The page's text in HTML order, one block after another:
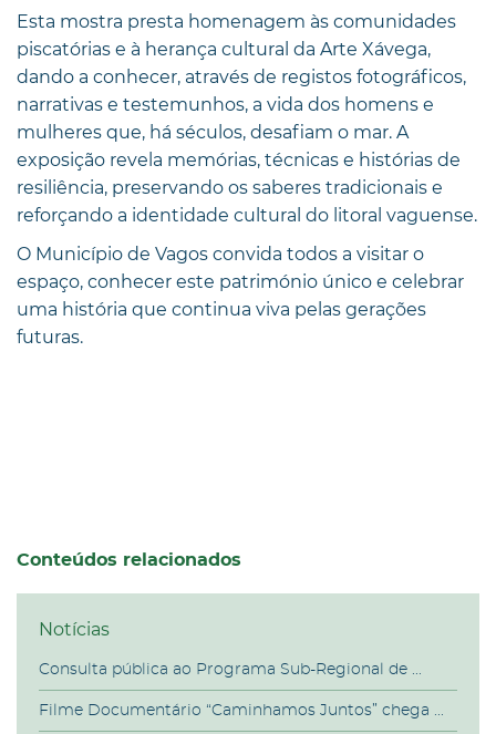
Esta mostra presta homenagem às comunidades
piscatórias e à herança cultural da Arte Xávega,
dando a conhecer, através de registos fotográficos,
narrativas e testemunhos, a vida dos homens e
mulheres que, há séculos, desafiam o mar. A
exposição revela memórias, técnicas e histórias de
resiliência, preservando os saberes tradicionais e
reforçando a identidade cultural do litoral vaguense.
O Município de Vagos convida todos a visitar o
espaço, conhecer este património único e celebrar
uma história que continua viva pelas gerações
futuras.
Conteúdos relacionados
Notícias
Consulta pública ao Programa Sub-Regional de ...
Filme Documentário “Caminhamos Juntos” chega ...